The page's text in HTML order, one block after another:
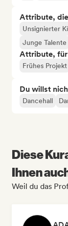
Attribute,
Unsignierter
Junge Talente
Attribute, für
Frühes Projekt
Du willst
Dancehall
Diese
Ihnen
Weil du das